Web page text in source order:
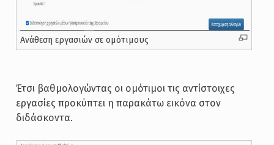
Ανάθεση εργασιών σε ομότιμους
Έτσι βαθμολογώντας οι ομότιμοι τις αντίστοιχες
εργασίες προκύπτει η παρακάτω εικόνα στον
διδάσκοντα.